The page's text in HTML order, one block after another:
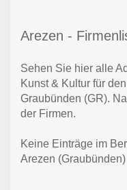
Arezen -
Sehen Sie hier alle
Kunst & Kultur für
Graubünden (GR).
der Firmen.
Keine Einträge im
Arezen (Graubünden)